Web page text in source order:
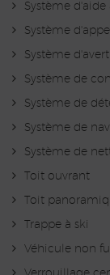
Système
Système
Système
Système de
Système de
Système de
Système de
Toit ouvrant
Toit
Trappe à ski
Véhicule non